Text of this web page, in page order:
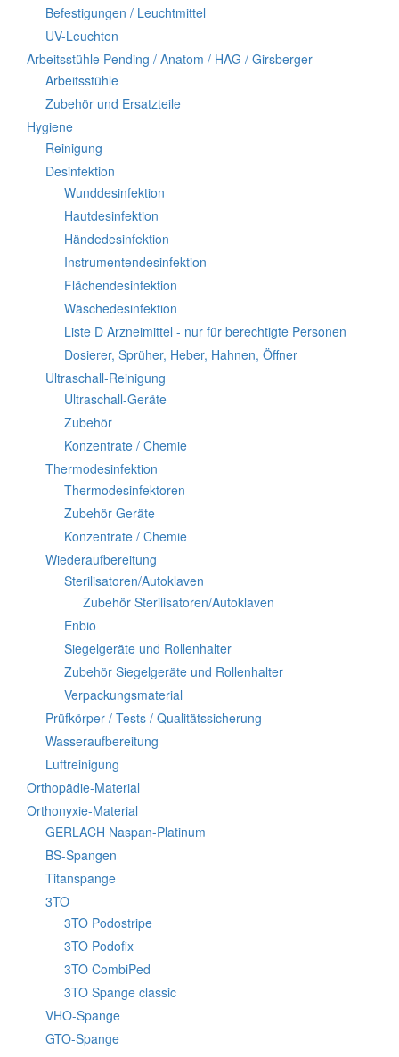
Befestigungen / Leuchtmittel
UV-Leuchten
Arbeitsstühle Pending / Anatom / HAG / Girsberger
Arbeitsstühle
Zubehör und Ersatzteile
Hygiene
Reinigung
Desinfektion
Wunddesinfektion
Hautdesinfektion
Händedesinfektion
Instrumentendesinfektion
Flächendesinfektion
Wäschedesinfektion
Liste D Arzneimittel - nur für berechtigte Personen
Dosierer, Sprüher, Heber, Hahnen, Öffner
Ultraschall-Reinigung
Ultraschall-Geräte
Zubehör
Konzentrate / Chemie
Thermodesinfektion
Thermodesinfektoren
Zubehör Geräte
Konzentrate / Chemie
Wiederaufbereitung
Sterilisatoren/Autoklaven
Zubehör Sterilisatoren/Autoklaven
Enbio
Siegelgeräte und Rollenhalter
Zubehör Siegelgeräte und Rollenhalter
Verpackungsmaterial
Prüfkörper / Tests / Qualitätssicherung
Wasseraufbereitung
Luftreinigung
Orthopädie-Material
Orthonyxie-Material
GERLACH Naspan-Platinum
BS-Spangen
Titanspange
3TO
3TO Podostripe
3TO Podofix
3TO CombiPed
3TO Spange classic
VHO-Spange
GTO-Spange